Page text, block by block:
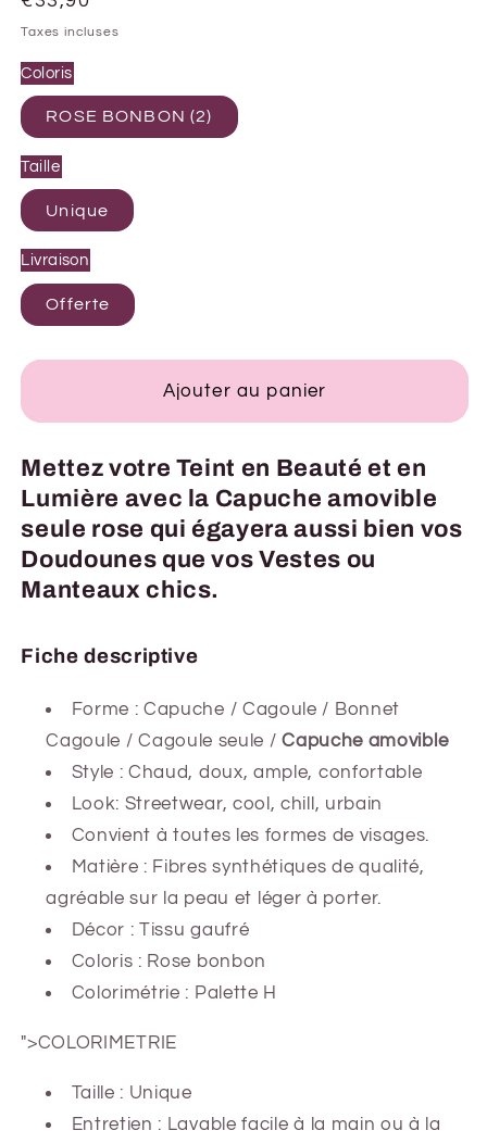
habituel
Taxes incluses
Coloris
ROSE BONBON (2)
Taille
Unique
Livraison
Offerte
Ajouter au panier
Mettez votre Teint en Beauté et en
Lumière avec la Capuche amovible
seule rose qui égayera aussi bien vos
Doudounes que vos Vestes ou
Manteaux chics.
Fiche descriptive
Forme :Capuche / Cagoule / Bonnet
Cagoule / Cagoule seule /Capuche amovible
Style : Chaud, doux, ample, confortable
Look: Streetwear, cool, chill, urbain
Convient à toutes les formes de visages.
Matière : Fibres synthétiques de qualité,
agréable sur la peau et léger à porter.
Décor : Tissu gaufré
Coloris : Rose bonbon
Colorimétrie : Palette H
">COLORIMETRIE
Taille : Unique
Entretien : Lavable facile à la main ou à la